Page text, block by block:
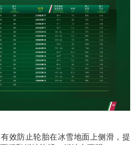
效防止轮胎在冰雪地面上侧滑，提